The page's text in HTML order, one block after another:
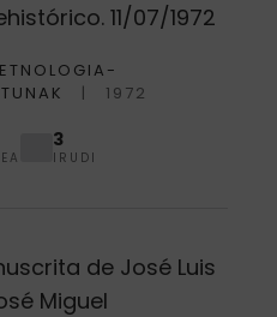
11/07/1972
ETNOLOGIA-
1972
3
IRUDI
de José Luis
Miguel